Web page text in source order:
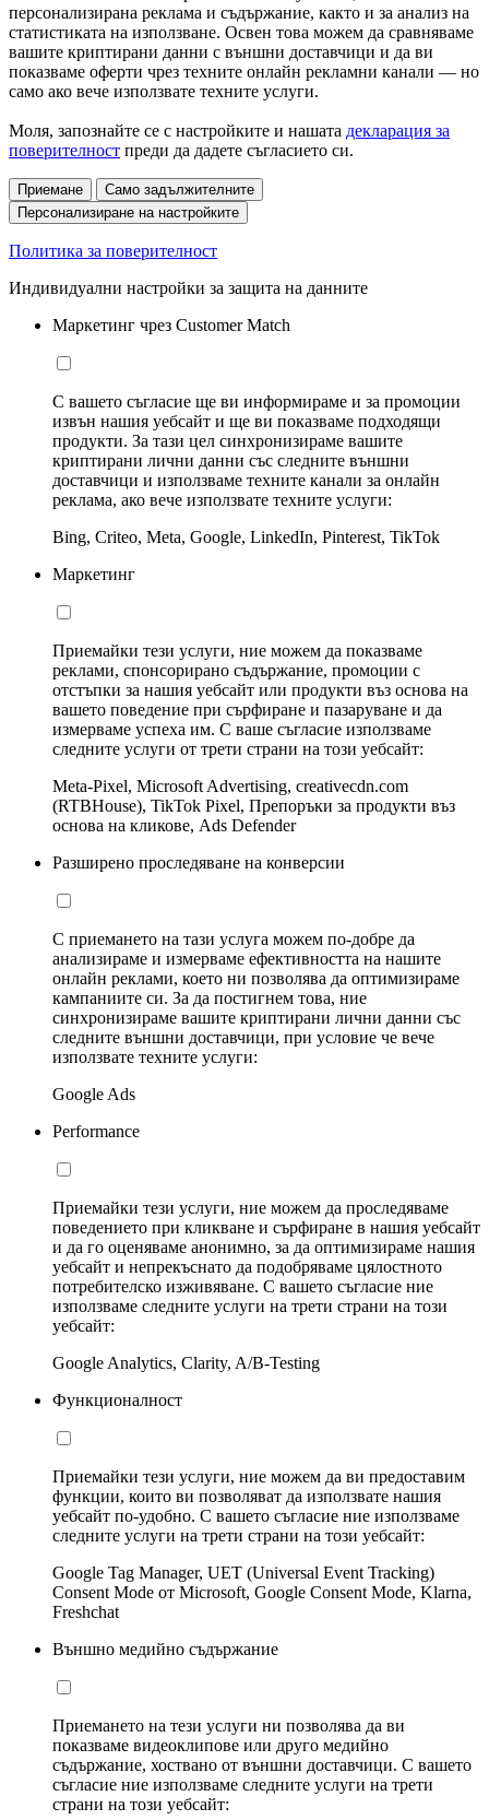
персонализирана реклама и съдържание, както и за анализ на
статистиката на използване. Освен това можем да сравняваме
вашите криптирани данни с външни доставчици и да ви
показваме оферти чрез техните онлайн рекламни канали — но
само ако вече използвате техните услуги.
Моля, запознайте се с настройките и нашата декларация за
поверителност преди да дадете съгласието си.
Приемане
Само задължителните
Персонализиране на настройките
Политика за поверителност
Индивидуални настройки за защита на данните
Маркетинг чрез Customer Match
С вашето съгласие ще ви информираме и за промоции
извън нашия уебсайт и ще ви показваме подходящи
продукти. За тази цел синхронизираме вашите
криптирани лични данни със следните външни
доставчици и използваме техните канали за онлайн
реклама, ако вече използвате техните услуги:
Bing, Criteo, Meta, Google, LinkedIn, Pinterest, TikTok
Маркетинг
Приемайки тези услуги, ние можем да показваме
реклами, спонсорирано съдържание, промоции с
отстъпки за нашия уебсайт или продукти въз основа на
вашето поведение при сърфиране и пазаруване и да
измерваме успеха им. С ваше съгласие използваме
следните услуги от трети страни на този уебсайт:
Meta-Pixel, Microsoft Advertising, creativecdn.com
(RTBHouse), TikTok Pixel, Препоръки за продукти въз
основа на кликове, Ads Defender
Разширено проследяване на конверсии
С приемането на тази услуга можем по-добре да
анализираме и измерваме ефективността на нашите
онлайн реклами, което ни позволява да оптимизираме
кампаниите си. За да постигнем това, ние
синхронизираме вашите криптирани лични данни със
следните външни доставчици, при условие че вече
използвате техните услуги:
Google Ads
Performance
Приемайки тези услуги, ние можем да проследяваме
поведението при кликване и сърфиране в нашия уебсайт
и да го оценяваме анонимно, за да оптимизираме нашия
уебсайт и непрекъснато да подобряваме цялостното
потребителско изживяване. С вашето съгласие ние
използваме следните услуги на трети страни на този
уебсайт:
Google Analytics, Clarity, A/B-Testing
Функционалност
Приемайки тези услуги, ние можем да ви предоставим
функции, които ви позволяват да използвате нашия
уебсайт по-удобно. С вашето съгласие ние използваме
следните услуги на трети страни на този уебсайт:
Google Tag Manager, UET (Universal Event Tracking)
Consent Mode от Microsoft, Google Consent Mode, Klarna,
Freshchat
Външно медийно съдържание
Приемането на тези услуги ни позволява да ви
показваме видеоклипове или друго медийно
съдържание, хоствано от външни доставчици. С вашето
съгласие ние използваме следните услуги на трети
страни на този уебсайт: